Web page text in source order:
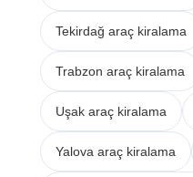
Tekirdağ araç kiralama
Trabzon araç kiralama
Uşak araç kiralama
Yalova araç kiralama